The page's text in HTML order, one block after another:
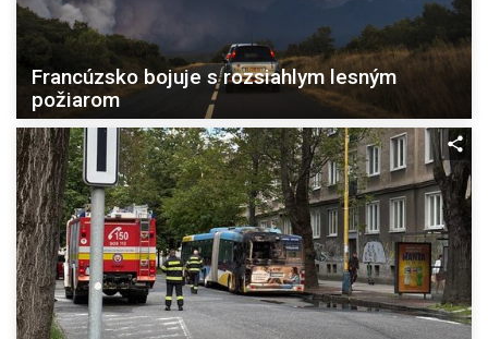
Francúzsko bojuje s rozsiahlym lesným
požiarom